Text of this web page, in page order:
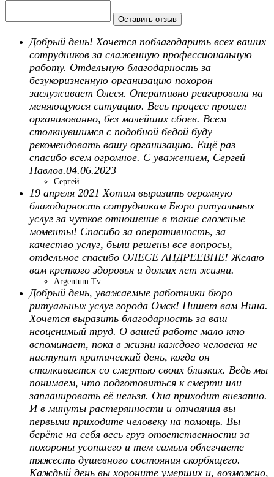
Оставить отзыв
Добрый день! Хочется поблагодарить всех ваших
сотрудников за слаженную профессиональную
работу. Отдельную благодарность за
безукоризненную организацию похорон
заслуживает Олеся. Оперативно реагировала на
меняющуюся ситуацию. Весь процесс прошел
организованно, без малейших сбоев. Всем
столкнувшимся с подобной бедой буду
рекомендовать вашу организацию. Ещё раз
спасибо всем огромное. С уважением, Сергей
Павлов.04.06.2023
Сергей
19 апреля 2021 Хотим выразить огромную
благодарность сотрудникам Бюро ритуальных
услуг за чуткое отношение в такие сложные
моменты! Спасибо за оперативность, за
качество услуг, были решены все вопросы,
отдельное спасибо ОЛЕСЕ АНДРЕЕВНЕ! Желаю
вам крепкого здоровья и долгих лет жизни.
Argentum Tv
Добрый день, уважаемые работники бюро
ритуальных услуг города Омск! Пишет вам Нина.
Хочется выразить благодарность за ваш
неоценимый труд. О вашей работе мало кто
вспоминает, пока в жизни каждого человека не
наступит критический день, когда он
сталкивается со смертью своих близких. Ведь мы
понимаем, что подготовиться к смерти или
запланировать её нельзя. Она приходит внезапно.
И в минуты растерянности и отчаяния вы
первыми приходите человеку на помощь. Вы
берёте на себя весь груз ответственности за
похороны усопшего и тем самым облегчаете
тяжесть душевного состояния скорбящего.
Каждый день вы хороните умерших и, возможно,